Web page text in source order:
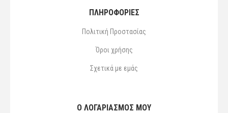
ΠΛΗΡΟΦΟΡΙΕΣ
Πολιτική Προστασίας
Όροι χρήσης
Σχετικά με εμάς
Ο ΛΟΓΑΡΙΑΣΜΌΣ ΜΟΥ